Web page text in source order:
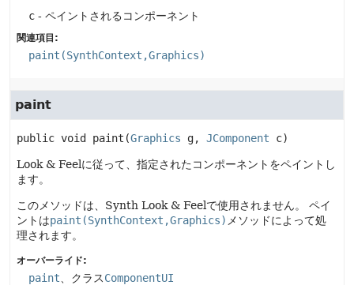
c - ペイントされるコンポーネント
関連項目:
paint(SynthContext,Graphics)
paint
public void paint (Graphics g, JComponent c)
Look & Feelに従って、指定されたコンポーネントをペイントし
ます。
このメソッドは、Synth Look & Feelで使用されません。
ペイ
ントはpaint(SynthContext,Graphics) メソッドによって処
理されます。
オーバーライド:
paint 、クラスComponentUI